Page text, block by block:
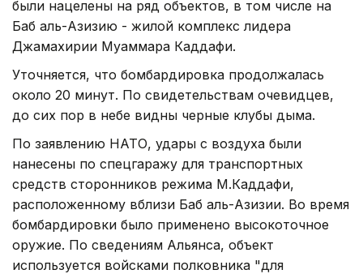
были нацелены на ряд объектов, в том числе на
Баб аль-Азизию - жилой комплекс лидера
Джамахирии Муаммара Каддафи.
Уточняется, что бомбардировка продолжалась
около 20 минут. По свидетельствам очевидцев,
до сих пор в небе видны черные клубы дыма.
По заявлению НАТО, удары с воздуха были
нанесены по спецгаражу для транспортных
средств сторонников режима М.Каддафи,
расположенному вблизи Баб аль-Азизии. Во время
бомбардировки было применено высокоточное
оружие. По сведениям Альянса, объект
используется войсками полковника "для